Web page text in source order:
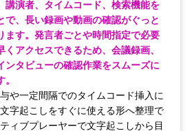
講演者、タイムコード、検索機能を
で、長い録画や動画の確認がぐっと
ます。発言者ごとや時間指定で必要
くアクセスできるため、会議録画、
ンタビューの確認作業をスムーズに
や一定間隔でのタイムコード挿入に
字起こしをすぐに使える形へ整理で
ィブプレーヤーで文字起こしから目